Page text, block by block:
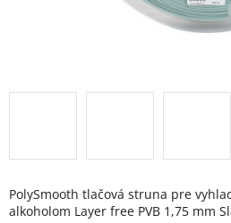
PolySmooth tlačová struna pre
alkoholom Layer free PVB 1,75 mm